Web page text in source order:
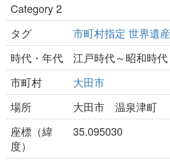
Category 2
タグ
市町村指定 世界遺産
時代・年代
江戸時代～昭和時代
市町村
大田市
場所
大田市 温泉津町
座標（緯
度）
35.095030